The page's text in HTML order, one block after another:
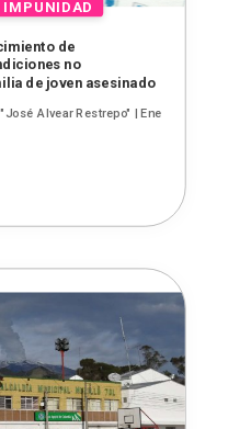
de
no
de joven asesinado
Alvear Restrepo" |Ene